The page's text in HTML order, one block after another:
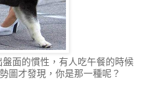
面的慣性，有人吃午餐的時候
圖才發現，你是那一種呢？